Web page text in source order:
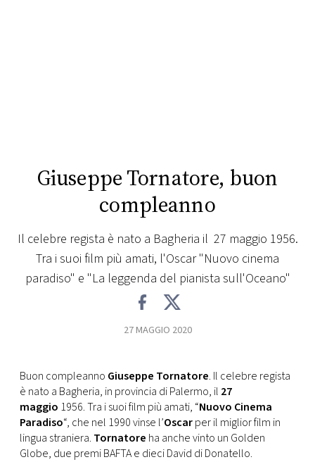
PRINCIPATO
MONACO
Giuseppe Tornatore, buon
compleanno
Il celebre regista è nato a Bagheria il 27 maggio 1956.
Tra i suoi film più amati, l'Oscar "Nuovo cinema
paradiso" e "La leggenda del pianista sull'Oceano"
27 MAGGIO 2020
Buon compleanno Giuseppe Tornatore. Il celebre regista
è nato a Bagheria, in provincia di Palermo, il 27
maggio 1956. Tra i suoi film più amati, “Nuovo Cinema
Paradiso“, che nel 1990 vinse l’Oscarper il miglior film in
lingua straniera. Tornatore ha anche vinto un Golden
Globe, due premi BAFTA e dieci David di Donatello.